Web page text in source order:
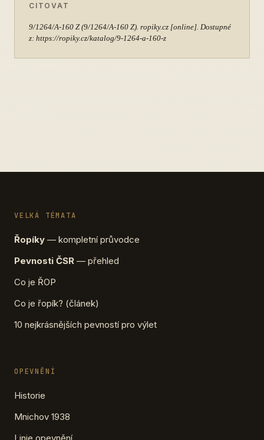
CITOVAT
9/1264/A-160 Z(9/1264/A-160 Z). ropiky.cz [online]. Dostupné
z: https://ropiky.cz/katalog/9-1264-a-160-z
VELKÁ TÉMATA
Řopíky — kompletní průvodce
Pevnosti ČSR — přehled
Co je ŘOP
Co je řopík? (článek)
10 nejkrásnějších pevností pro výlet
OPEVNĚNÍ
Historie
Mnichov 1938